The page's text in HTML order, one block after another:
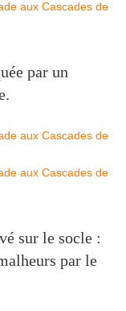
par un
sur le socle :
par le